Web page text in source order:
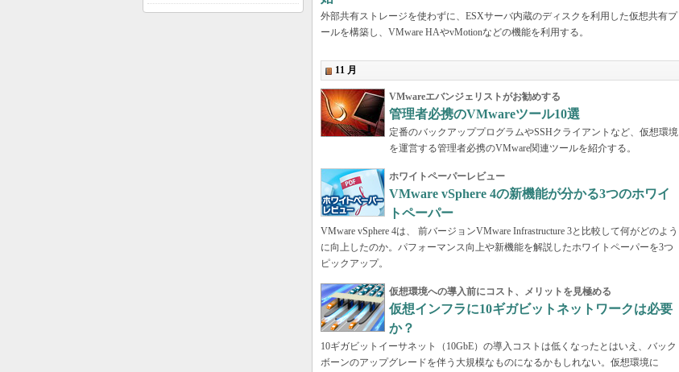
外部共有ストレージを使わずに、ESXサーバ内蔵のディスクを利用した仮想共有プ
ールを構築し、VMware HAやvMotionなどの機能を利用する。
11 月
VMwareエバンジェリストがお勧めする
管理者必携のVMwareツール10選
定番のバックアッププログラムやSSHクライアントなど、仮想環境
を運営する管理者必携のVMware関連ツールを紹介する。
ホワイトペーパーレビュー
VMware vSphere 4の新機能が分かる3つのホワイ
トペーパー
VMware vSphere 4は、 前バージョンVMware Infrastructure 3と比較して何がどのよう
に向上したのか。パフォーマンス向上や新機能を解説したホワイトペーパーを3つ
ピックアップ。
仮想環境への導入前にコスト、メリットを見極める
仮想インフラに10ギガビットネットワークは必要
か？
10ギガビットイーサネット（10GbE）の導入コストは低くなったとはいえ、バック
ボーンのアップグレードを伴う大規模なものになるかもしれない。仮想環境に